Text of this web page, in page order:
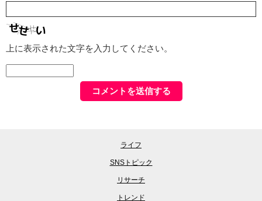
上に表示された文字を入力してください。
ライフ
SNSトピック
リサーチ
トレンド